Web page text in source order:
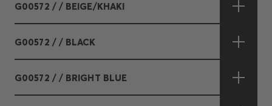
G00572 / / BEIGE/KHAKI
G00572 / / BLACK
G00572 / / BRIGHT BLUE